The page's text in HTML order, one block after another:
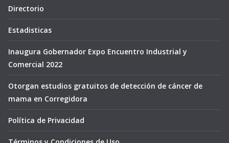
Directorio
Estadisticas
Inaugura Gobernador Expo Encuentro Industrial y
Comercial 2022
Otorgan estudios gratuitos de detección de cáncer de
mama en Corregidora
Política de Privacidad